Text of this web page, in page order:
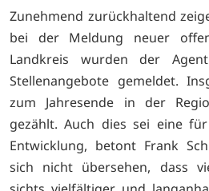
Zunehmend zurückhaltend
bei der Meldung neuer
Landkreis wurden der
Stellenangebote gemeldet.
zum Jahresende in der
gezählt. Auch dies sei eine
Entwicklung, betont Frank
sich nicht übersehen, dass